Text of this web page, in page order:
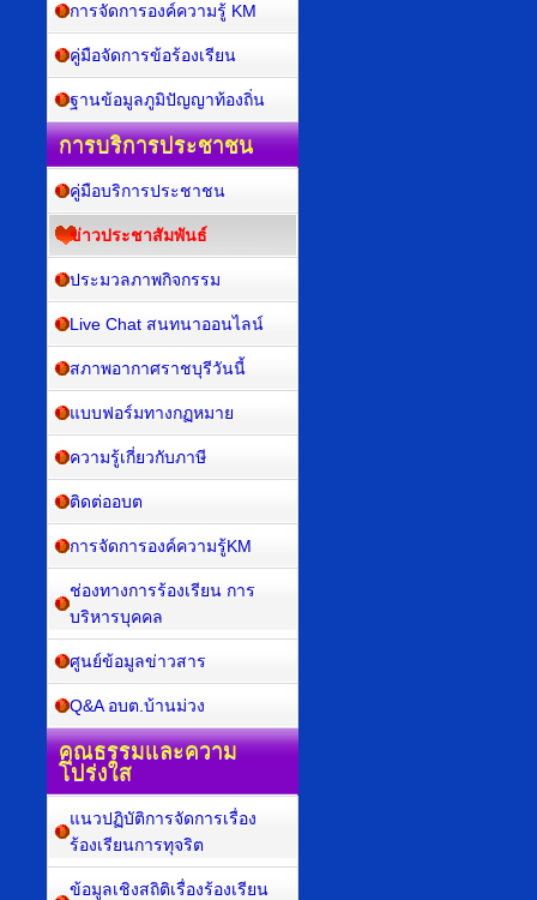
การจัดการองค์ความรู้ KM
คู่มือจัดการข้อร้องเรียน
ฐานข้อมูลภูมิปัญญาท้องถิ่น
การบริการประชาชน
คู่มือบริการประชาชน
ข่าวประชาสัมพันธ์
ประมวลภาพกิจกรรม
Live Chat สนทนาออนไลน์
สภาพอากาศราชบุรีวันนี้
แบบฟอร์มทางกฏหมาย
ความรู้เกี่ยวกับภาษี
ติดต่ออบต
การจัดการองค์ความรู้KM
ช่องทางการร้องเรียน การ
บริหารบุคคล
ศูนย์ข้อมูลข่าวสาร
Q&A อบต.บ้านม่วง
คุณธรรมและความ
โปร่งใส
แนวปฏิบัติการจัดการเรื่อง
ร้องเรียนการทุจริต
ข้อมูลเชิงสถิติเรื่องร้องเรียน